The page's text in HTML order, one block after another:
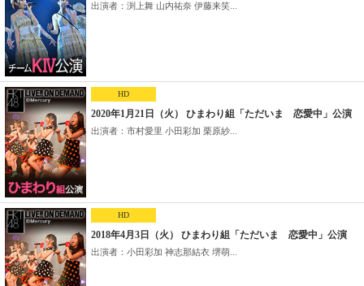
出演者：渕上舞 山内祐奈 伊藤来笑...
HD
2020年1月21日（火） ひまわり組「ただいま 恋愛中」公演
出演者：市村愛里 小田彩加 栗原紗...
HD
2018年4月3日（火） ひまわり組「ただいま 恋愛中」公演
出演者：小田彩加 神志那結衣 堺萌...